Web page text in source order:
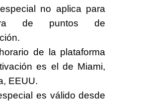
no aplica para
de puntos de
de la plataforma
es el de Miami,
EEUU.
es válido desde